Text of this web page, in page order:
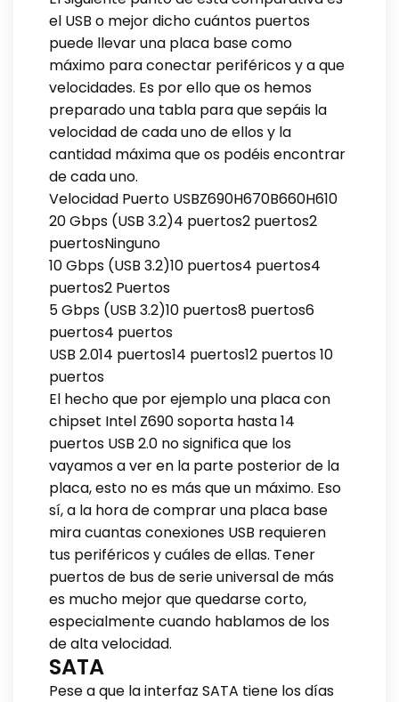
el USB o mejor dicho cuántos puertos
puede llevar una placa base como
máximo para conectar periféricos y a que
velocidades. Es por ello que os hemos
preparado una tabla para que sepáis la
velocidad de cada uno de ellos y la
cantidad máxima que os podéis encontrar
de cada uno.
Velocidad Puerto USBZ690H670B660H610
20 Gbps (USB 3.2)4 puertos2 puertos2
puertosNinguno
10 Gbps (USB 3.2)10 puertos4 puertos4
puertos2 Puertos
5 Gbps (USB 3.2)10 puertos8 puertos6
puertos4 puertos
USB 2.014 puertos14 puertos12 puertos 10
puertos
El hecho que por ejemplo una placa con
chipset Intel Z690 soporta hasta 14
puertos USB 2.0 no significa que los
vayamos a ver en la parte posterior de la
placa, esto no es más que un máximo. Eso
sí, a la hora de comprar una placa base
mira cuantas conexiones USB requieren
tus periféricos y cuáles de ellas. Tener
puertos de bus de serie universal de más
es mucho mejor que quedarse corto,
especialmente cuando hablamos de los
de alta velocidad.
SATA
Pese a que la interfaz SATA tiene los días